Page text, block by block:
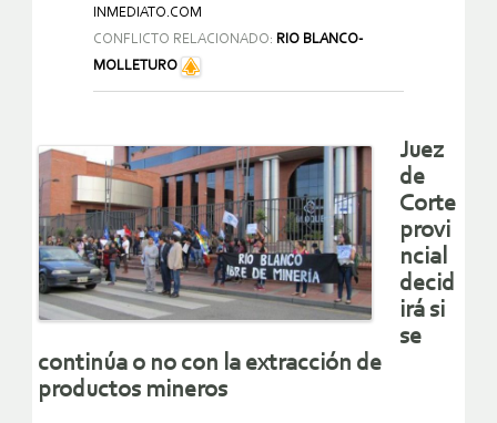
INMEDIATO.COM
CONFLICTO RELACIONADO: RIO BLANCO-
MOLLETURO
Juez
de
Corte
provi
ncial
decid
irá si
se
continúa o no con la extracción de
productos mineros